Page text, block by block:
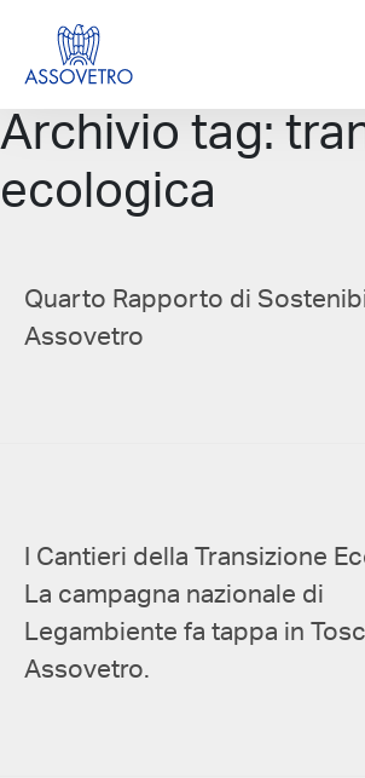
Archivio tag:
ecologica
Quarto Rapporto di
Assovetro
I Cantieri della Transizione
La campagna nazionale di
Legambiente fa tappa in
Assovetro.